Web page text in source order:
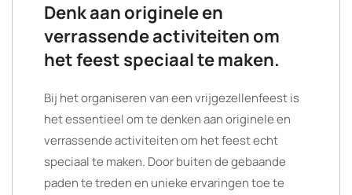
Denk aan originele en
verrassende activiteiten om
het feest speciaal te maken.
Bij het organiseren van een vrijgezellenfeest is
het essentieel om te denken aan originele en
verrassende activiteiten om het feest echt
speciaal te maken. Door buiten de gebaande
paden te treden en unieke ervaringen toe te